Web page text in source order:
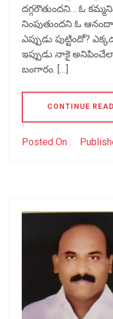
దగ్గరౌతుందని… ఓ
నింపుతుందని ఓ
ఎప్పుడు పుట్టిందో?
ఇప్పుడు నాకై
బంగారం. […]
CONTINUE
Posted On :